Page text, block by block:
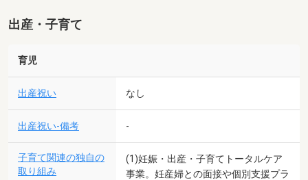
出産・子育て
育児
出産祝い なし
出産祝い-備考 -
子育て関連の独自の
取り組み
(1)妊娠・出産・子育てトータルケア
事業。妊産婦との面接や個別支援プラ